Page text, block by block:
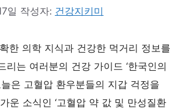
일 작성자: 건강지키미
한 의학 지식과 건강한 먹거리 정보를
리는 여러분의 건강 가이드 ‘한국인의
늘은 고혈압 환우분들의 지갑 걱정을
운 소식인 ‘고혈압 약 값 및 만성질환